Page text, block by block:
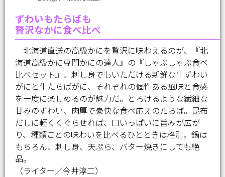
ずわいもたらばも
贅沢なかに食べ比べ
北海道直送の高級かにを贅沢に味わえるのが、『北
海道高級かに専門かにの達人』の『しゃぶしゃぶ食べ
比べセット』。刺し身でもいただける新鮮な生ずわい
がにと生たらばがに、それぞれの個性ある風味と食感
を一度に楽しめるのが魅力だ。とろけるような繊細な
甘みのずわい、肉厚で豪快な食べ応えのたらば。昆布
だしに軽くくぐらせれば、口いっぱいに旨みが広が
り、種類ごとの味わいを比べるひとときは格別。鍋は
もちろん、刺し身、天ぷら、バター焼きにしても絶
品。
（ライター／今井淳二）